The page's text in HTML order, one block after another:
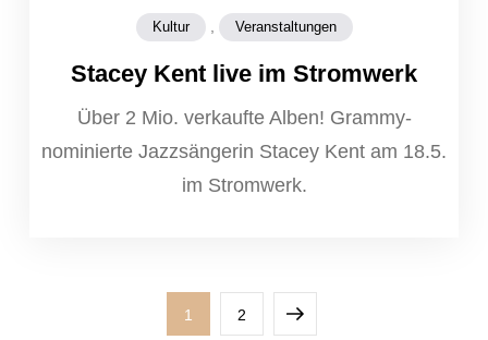
Kultur , Veranstaltungen
Stacey Kent live im Stromwerk
Über 2 Mio. verkaufte Alben! Grammy-
nominierte Jazzsängerin Stacey Kent am 18.5.
im Stromwerk.
Seitennummerierung
Page
1 Page
2 Next